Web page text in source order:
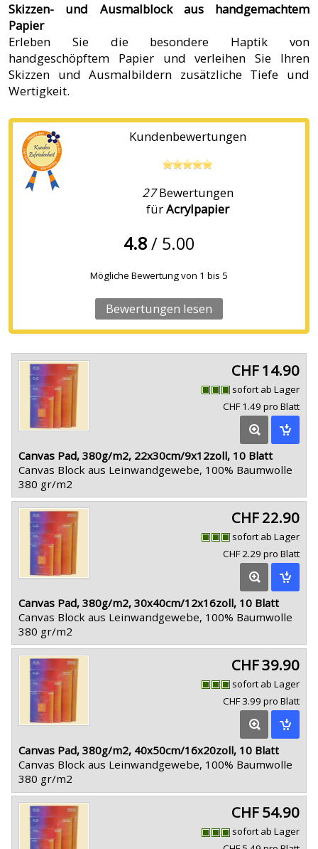
Skizzen- und Ausmalblock aus handgemachtem
Papier
Erleben Sie die besondere Haptik von
handgeschöpftem Papier und verleihen Sie Ihren
Skizzen und Ausmalbildern zusätzliche Tiefe und
Wertigkeit.
Kundenbewertungen
27Bewertungen
fürAcrylpapier
4.8/ 5.00
Mögliche Bewertung von 1 bis 5
Bewertungen lesen
CHF 14.90
sofort ab Lager
CHF 1.49 pro Blatt
Canvas Pad, 380g/m2, 22x30cm/9x12zoll, 10 Blatt
Canvas Block aus Leinwandgewebe, 100% Baumwolle
380 gr/m2
CHF 22.90
sofort ab Lager
CHF 2.29 pro Blatt
Canvas Pad, 380g/m2, 30x40cm/12x16zoll, 10 Blatt
Canvas Block aus Leinwandgewebe, 100% Baumwolle
380 gr/m2
CHF 39.90
sofort ab Lager
CHF 3.99 pro Blatt
Canvas Pad, 380g/m2, 40x50cm/16x20zoll, 10 Blatt
Canvas Block aus Leinwandgewebe, 100% Baumwolle
380 gr/m2
CHF 54.90
sofort ab Lager